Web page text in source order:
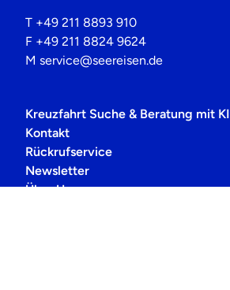
T +49 211 8893 910
F +49 211 8824 9624
M service@seereisen.de
Kreuzfahrt Suche & Beratung mit KI
Kontakt
Rückrufservice
Newsletter
Über Uns